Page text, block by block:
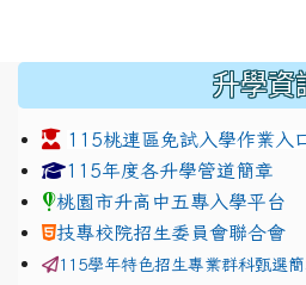
升學資
115桃連區免試入學作業入
link to https://
115年度各升學管道簡章
桃園市升高中五專入學平台
技專校院招生委員會聯合會
115學年特色招生專業群科甄選